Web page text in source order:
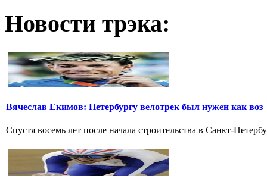
Новости трэка:
Вячеслав Екимов: Петербургу велотрек был нужен как воз
Спустя восемь лет после начала строительства в Санкт-